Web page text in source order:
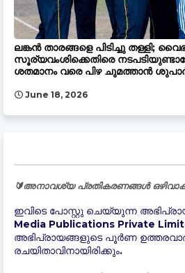
ലങ്കൻ താരങ്ങളെ പിടിച്ചു തള്ളി;
സൂര്യവംശിക്കെതിരെ
ശതമാനം വരെ പിഴ ചുമത്താൻ
June 18, 2026
🔰അനാവശ്യ പ്രതികരണങ്ങൾ
ഇവിടെ പോസ്റ്റു ചെയ്യുന്ന
Media Publications Private
അഭിപ്രായങ്ങളുടെ പൂർണ
രചയിതാവിനായിരിക്കും.